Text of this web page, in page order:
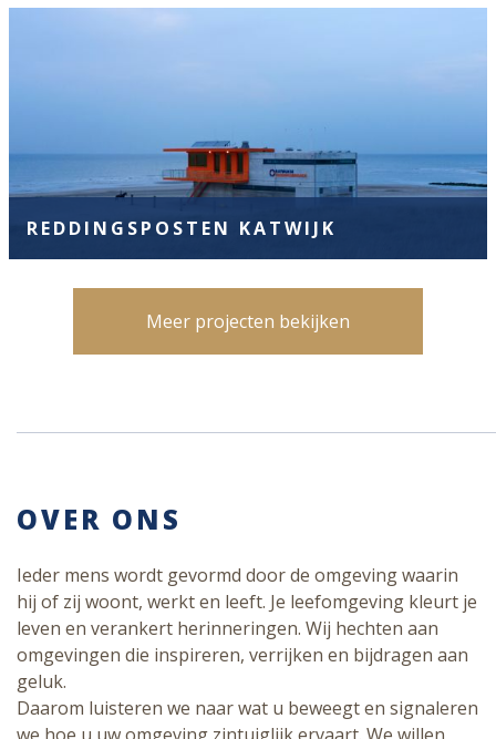
REDDINGSPOSTEN KATWIJK
Meer projecten bekijken
OVER ONS
Ieder mens wordt gevormd door de omgeving waarin
hij of zij woont, werkt en leeft. Je leefomgeving kleurt je
leven en verankert herinneringen. Wij hechten aan
omgevingen die inspireren, verrijken en bijdragen aan
geluk.
Daarom luisteren we naar wat u beweegt en signaleren